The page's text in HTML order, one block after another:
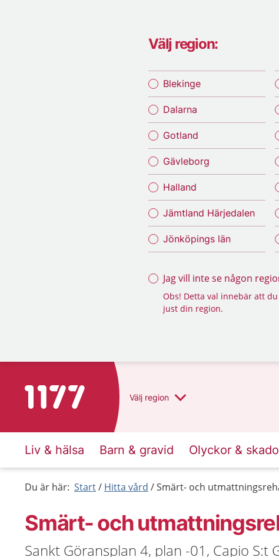
Välj region:
Blekinge
Dalarna
Gotland
Gävleborg
Halland
Jämtland Härjedalen
Jönköpings län
Jag vill inte se någon
Obs! Detta val innebär att
just din region.
Till startsidan för 1177 Välj region
Liv & hälsa Barn & gravid Olyckor &
Du är här: Start Hitta vård Smärt- och
Smärt- och
Sankt Göransplan 4, plan -01, Capio S:t